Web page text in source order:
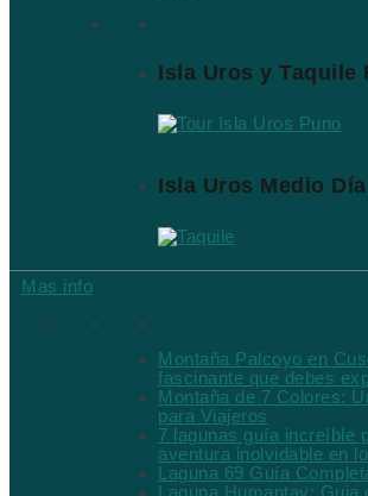
Isla Uros y Taquile
Isla Uros Medio Día
Mas info
Montaña Palcoyo en
fascinante que debes
Montaña de 7 Colores:
para Viajeros
7 lagunas guía increíble
aventura inolvidable en
Laguna 69 Guía